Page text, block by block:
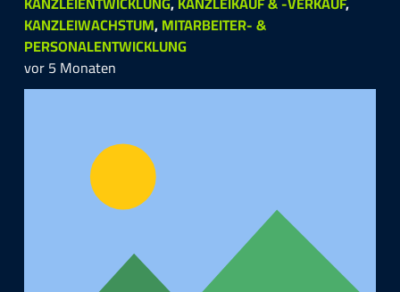
KANZLEIWACHSTUM,MITARBEITER- &
PERSONALENTWICKLUNG
vor 5 Monaten